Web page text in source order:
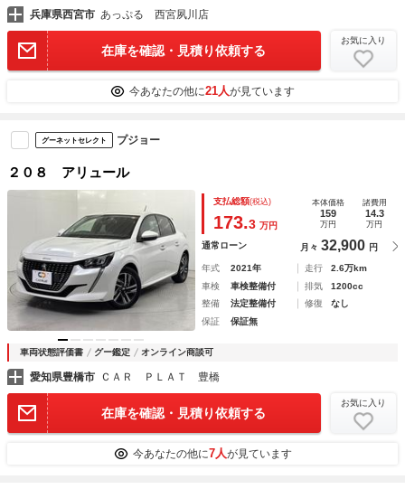
兵庫県西宮市 あっぷる 西宮夙川店
在庫を確認・見積り依頼する
お気に入り
今あなたの他に21人が見ています
グーネットセレクト プジョー
２０８ アリュール
支払総額(税込)
173.3 万円
本体価格
159
万円
諸費用
14.3
万円
通常ローン 月々 32,900 円
年式 2021年 走行
2.6万km
車検
車検整備付 排気
1200cc
整備
法定整備付 修復
なし
保証
保証無
車両状態評価書 グー鑑定 オンライン商談可
愛知県豊橋市 ＣＡＲ ＰＬＡＴ 豊橋
在庫を確認・見積り依頼する
お気に入り
今あなたの他に7人が見ています